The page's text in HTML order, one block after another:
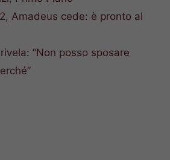
Amadeus cede: è pronto al
“Non posso sposare